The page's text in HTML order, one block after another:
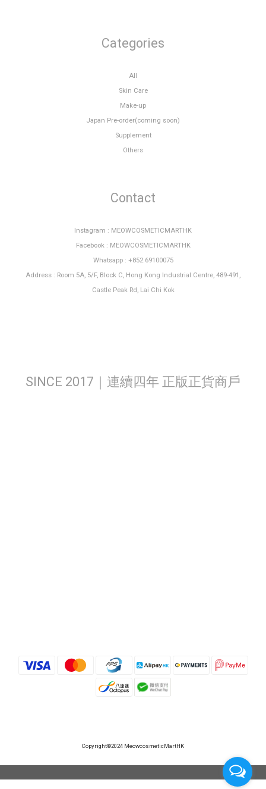
Categories
All
Skin Care
Make-up
Japan Pre-order(coming soon)
Supplement
Others
Contact
Instagram : MEOWCOSMETICMARTHK
Facebook : MEOWCOSMETICMARTHK
Whatsapp : +852 69100075
Address : Room 5A, 5/F, Block C, Hong Kong Industrial Centre, 489-491,
Castle Peak Rd, Lai Chi Kok
SINCE 2017｜連續四年 正版正貨商戶
Copyright©2024 MeowcosmeticMartHK